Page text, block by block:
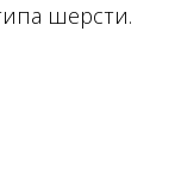
шерсти.